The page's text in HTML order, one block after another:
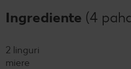
Ingrediente (4
2 linguri
miere